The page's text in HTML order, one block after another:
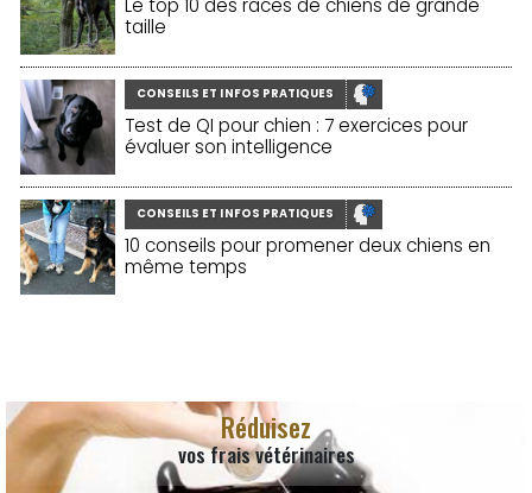
Le top 10 des races de chiens de grande
taille
CONSEILS ET INFOS PRATIQUES
Test de QI pour chien : 7 exercices pour
évaluer son intelligence
CONSEILS ET INFOS PRATIQUES
10 conseils pour promener deux chiens en
même temps
Réduisez
vos frais vétérinaires